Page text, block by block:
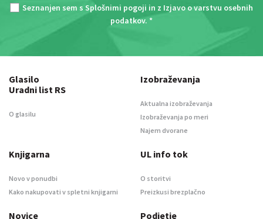
Seznanjen sem s Splošnimi pogoji in z Izjavo o varstvu osebnih
podatkov. *
Glasilo
Uradni list RS
O glasilu
Izobraževanja
Aktualna izobraževanja
Izobraževanja po meri
Najem dvorane
Knjigarna
Novo v ponudbi
Kako nakupovati v spletni knjigarni
UL info tok
O storitvi
Preizkusi brezplačno
Novice Podjetje